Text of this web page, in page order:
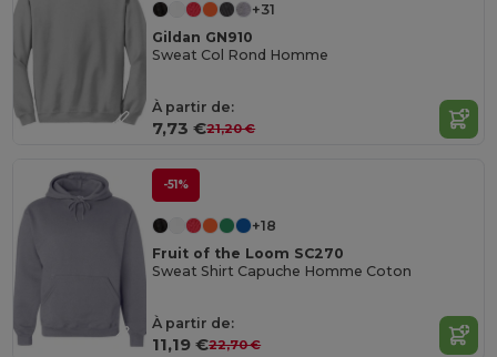
+31
Gildan GN910
Sweat Col Rond Homme
À partir de:
7,73 €21,20 €
-51%
+18
Fruit of the Loom SC270
Sweat Shirt Capuche Homme Coton
À partir de:
11,19 €22,70 €